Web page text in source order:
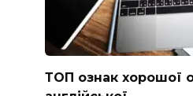
ТОП ознак хорошої